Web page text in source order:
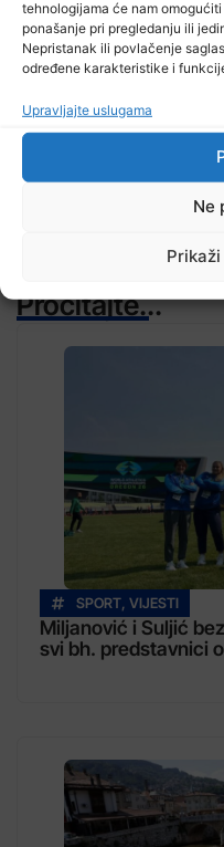
tehnologijama će nam
ponašanje pri pregledanju ili
Nepristanak ili povlačenje
određene karakteristike i
Upravljajte uslugama
Ne
TV
Pročitajte...
SPORT, VIJESTI
Miljanović i Suljić
svi bh. predstavnici